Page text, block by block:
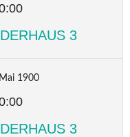
3
1900
3